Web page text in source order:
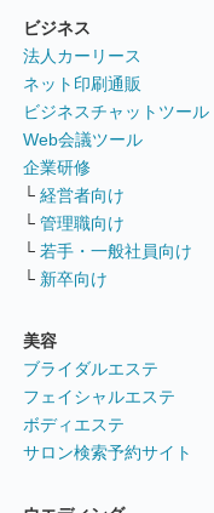
ビジネス
法人カーリース
ネット印刷通販
ビジネスチャットツール
Web会議ツール
企業研修
└ 経営者向け
└ 管理職向け
└ 若手・一般社員向け
└ 新卒向け
美容
ブライダルエステ
フェイシャルエステ
ボディエステ
サロン検索予約サイト